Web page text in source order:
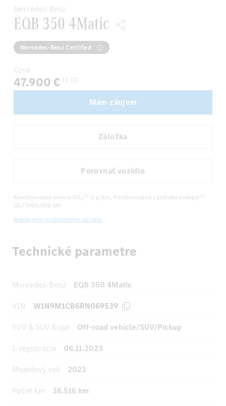
Technické parametre
Mercedes-Benz
EQB 350 4Matic
VIN
W1N9M1CB6RN069539
SUV & SUV Kupé
Off-road vehicle/SUV/Pickup
1. registrácia
06.11.2023
Modelový rok
2023
Počet km
36.516 km
Mercedes-Benz
EQB 350 4Matic
Mercedes-Benz Certified
Cena
47.900 € [1] [2]
Mám záujem
Záložka
Porovnať vozidlo
Kombinované emisie CO 2 [8] 0 g/km, Kombinovaná spotreba energie [8]
18,7 kWh/100 km
Nahlásenie nezákonného obsahu